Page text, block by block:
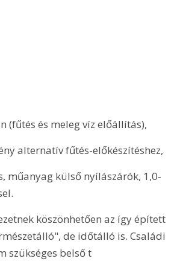
(fűtés és meleg víz előállítás),
alternatív fűtés-előkészítéshez,
de időtálló is. Családi
szükséges belső t